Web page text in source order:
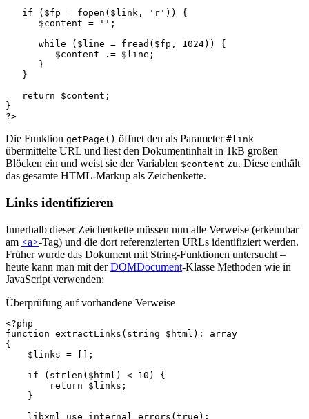
if
( $fp = fopen ( $link , 'r' ))
{
$content = '' ;
while
( $line = fread ( $fp , 1024))
{
$content
.= $line ;
}
}
return
$content ;
}
?>
Die Funktion getPage() öffnet den als Parameter #link
übermittelte URL und liest den Dokumentinhalt in 1kB großen
Blöcken ein und weist sie der Variablen $content zu. Diese enthält
das gesamte HTML-Markup als Zeichenkette.
Links identifizieren
Innerhalb dieser Zeichenkette müssen nun alle Verweise (erkennbar
am <a>-Tag) und die dort referenzierten URLs identifiziert werden.
Früher wurde das Dokument mit String-Funktionen untersucht –
heute kann man mit derDOMDocument-Klasse Methoden wie in
JavaScript verwenden:
Überprüfung auf vorhandene Verweise
<?php
function extractLinks ( string $html ) :
array
{
$links =
[];
if
( strlen ( $html ) < 10 )
{
return
$links ;
}
libxml_use_internal_errors (true );